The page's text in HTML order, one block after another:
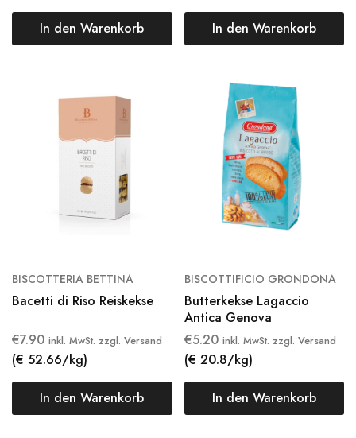
In den Warenkorb In den Warenkorb
BISCOTTERIA BETTINA
Bacetti di Riso Reiskekse
€7.90 inkl. MwSt. zzgl. Versand
(€ 52.66/kg)
In den Warenkorb
BISCOTTIFICIO GRONDONA
Butterkekse Lagaccio
Antica Genova
€5.20 inkl. MwSt. zzgl. Versand
(€ 20.8/kg)
In den Warenkorb